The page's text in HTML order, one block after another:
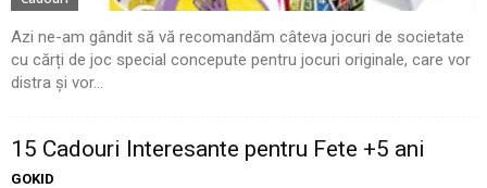
Azi ne-am gândit să vă recomandăm câteva jocuri de societate
cu cărți de joc special concepute pentru jocuri originale, care vor
distra și vor...
15 Cadouri Interesante pentru Fete +5 ani
GOKID